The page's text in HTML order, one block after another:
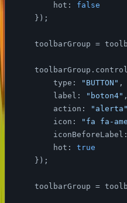
hot : false
    });
toolbarGroup =
type : "BUTTON" ,
label : "boton4" ,
action : "alerta"
icon :
"fa fa-
iconBeforeLabel
hot : true
    });
toolbarGroup =